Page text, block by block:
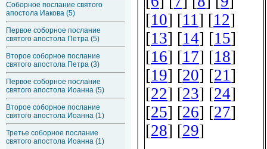
Соборное послание святого
апостола Иакова (5)
Первое соборное послание
святого апостола Петра (5)
Второе соборное послание
святого апостола Петра (3)
Первое соборное послание
святого апостола Иоанна (5)
Второе соборное послание
святого апостола Иоанна (1)
Третье соборное послание
святого апостола Иоанна (1)